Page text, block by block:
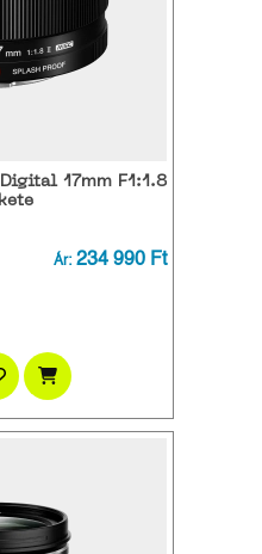
17mm F1:1.8
Ár: 234 990 Ft